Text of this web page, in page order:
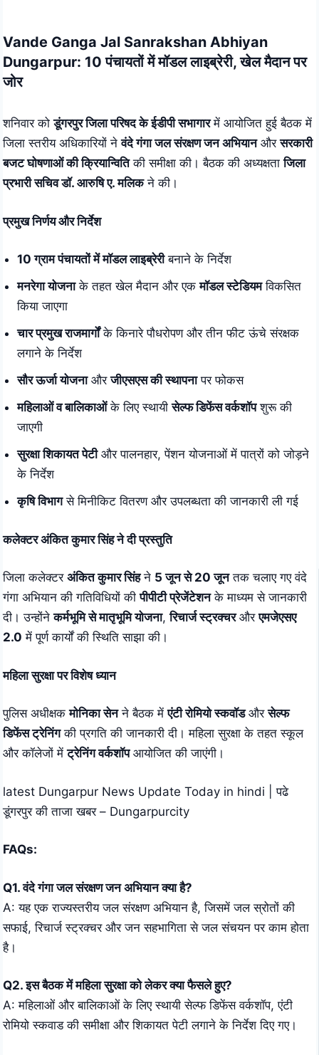
content
Vande Ganga Jal Sanrakshan Abhiyan
Dungarpur: 10 पंचायतों में मॉडल लाइब्रेरी, खेल मैदान पर
जोर
शनिवार कोडूंगरपुर जिला परिषद के ईडीपी सभागारमें आयोजित हुई बैठक में
जिला स्तरीय अधिकारियों नेवंदे गंगा जल संरक्षण जन अभियानऔरसरकारी
बजट घोषणाओं की क्रियान्वितिकी समीक्षा की। बैठक की अध्यक्षताजिला
प्रभारी सचिव डॉ. आरुषि ए. मलिकने की।
प्रमुख निर्णय और निर्देश
10 ग्राम पंचायतों में मॉडल लाइब्रेरीबनाने के निर्देश
मनरेगा योजनाके तहत खेल मैदान और एकमॉडल स्टेडियमविकसित
किया जाएगा
चार प्रमुख राजमार्गोंके किनारे पौधरोपण और तीन फीट ऊंचे संरक्षक
लगाने के निर्देश
सौर ऊर्जा योजनाऔरजीएसएस की स्थापनापर फोकस
महिलाओं व बालिकाओंके लिए स्थायीसेल्फ डिफेंस वर्कशॉपशुरू की
जाएगी
सुरक्षा शिकायत पेटीऔर पालनहार, पेंशन योजनाओं में पात्रों को जोड़ने
के निर्देश
कृषि विभागसे मिनीकिट वितरण और उपलब्धता की जानकारी ली गई
कलेक्टर अंकित कुमार सिंह ने दी प्रस्तुति
जिला कलेक्टर अंकित कुमार सिंहने 5 जून से 20 जूनतक चलाए गए वंदे
गंगा अभियान की गतिविधियों कीपीपीटी प्रेजेंटेशनके माध्यम से जानकारी
दी। उन्होंनेकर्मभूमि से मातृभूमि योजना,रिचार्ज स्ट्रक्चरऔरएमजेएसए
2.0 में पूर्ण कार्यों की स्थिति साझा की।
महिला सुरक्षा पर विशेष ध्यान
पुलिस अधीक्षकमोनिका सेनने बैठक मेंएंटी रोमियो स्कवॉडऔरसेल्फ
डिफेंस ट्रेनिंगकी प्रगति की जानकारी दी। महिला सुरक्षा के तहत स्कूल
और कॉलेजों मेंट्रेनिंग वर्कशॉपआयोजित की जाएंगी।
latest Dungarpur News Update Today in hindi | पढे
डूंगरपुर की ताजा खबर – Dungarpurcity
FAQs:
Q1. वंदे गंगा जल संरक्षण जन अभियान क्या है?
A: यह एक राज्यस्तरीय जल संरक्षण अभियान है, जिसमें जल स्रोतों की
सफाई, रिचार्ज स्ट्रक्चर और जन सहभागिता से जल संचयन पर काम होता
है।
Q2. इस बैठक में महिला सुरक्षा को लेकर क्या फैसले हुए?
A: महिलाओं और बालिकाओं के लिए स्थायी सेल्फ डिफेंस वर्कशॉप, एंटी
रोमियो स्कवाड की समीक्षा और शिकायत पेटी लगाने के निर्देश दिए गए।